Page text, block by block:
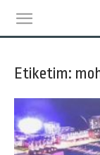
Etiketim: